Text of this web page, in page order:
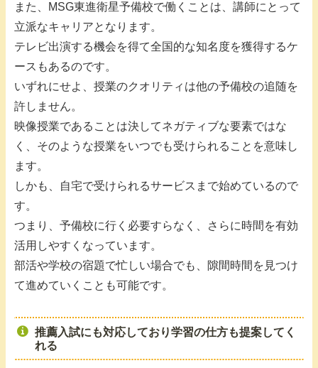
また、MSG東進衛星予備校で働くことは、講師にとって
立派なキャリアとなります。
テレビ出演する機会を得て全国的な知名度を獲得するケ
ースもあるのです。
いずれにせよ、授業のクオリティは他の予備校の追随を
許しません。
映像授業であることは決してネガティブな要素ではな
く、そのような授業をいつでも受けられることを意味し
ます。
しかも、自宅で受けられるサービスまで始めているので
す。
つまり、予備校に行く必要すらなく、さらに時間を有効
活用しやすくなっています。
部活や学校の宿題で忙しい場合でも、隙間時間を見つけ
て進めていくことも可能です。
推薦入試にも対応しており学習の仕方も提案してく
れる